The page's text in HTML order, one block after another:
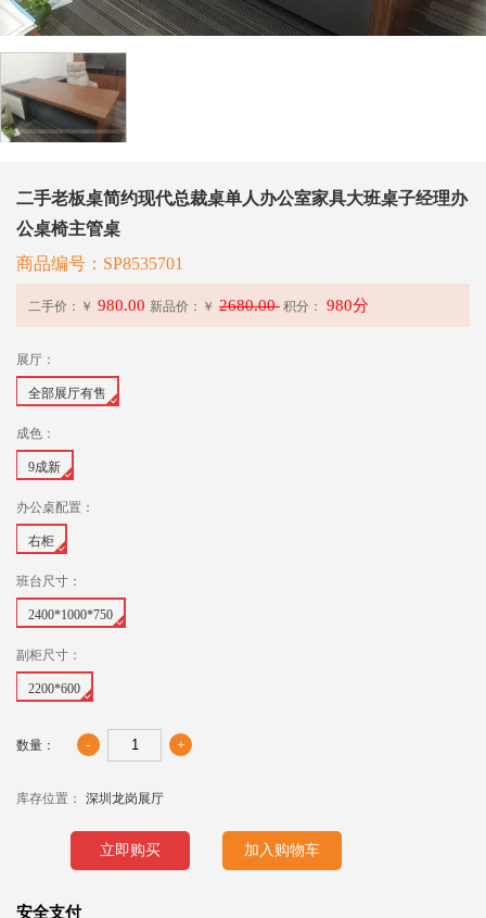
二手老板桌简约现代总裁桌单人办公室家具大班桌子经理办
公桌椅主管桌
商品编号：SP8535701
二手价：￥ 980.00 新品价： ￥ 2680.00 积分： 980分
展厅：
全部展厅有售
成色：
9成新
办公桌配置：
右柜
班台尺寸：
2400*1000*750
副柜尺寸：
2200*600
数量： - +
库存位置： 深圳龙岗展厅
立即购买 加入购物车
安全支付